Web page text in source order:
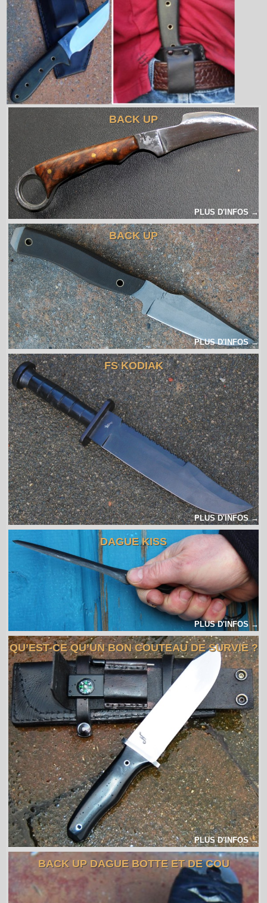
BACK UP
PLUS D'INFOS →
BACK UP
PLUS D'INFOS →
FS KODIAK
PLUS D'INFOS →
DAGUE KISS
PLUS D'INFOS →
QU’EST-CE QU’UN BON COUTEAU DE SURVIE ?
PLUS D'INFOS →
BACK UP DAGUE BOTTE ET DE COU